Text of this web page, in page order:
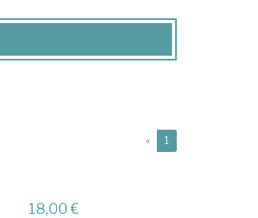
« 1
18,00 €